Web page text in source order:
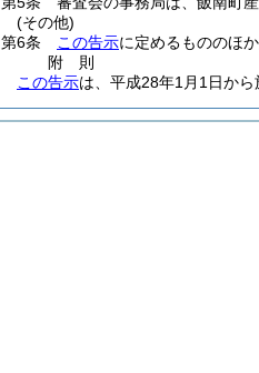
(その他)
第6条
この告示に定めるもののほ
附 則
この告示は、平成28年1月1日から